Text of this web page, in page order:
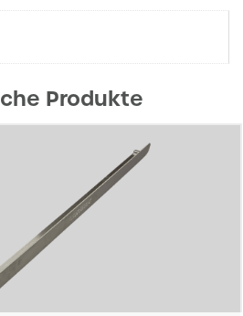
Produkte